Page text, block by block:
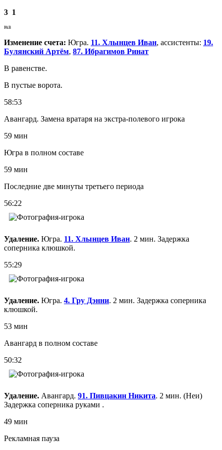
3 1
РАВ
Изменение счета: Югра. 11. Хлынцев Иван, ассистенты: 19.
Булянский Артём, 87. Ибрагимов Ринат
В равенстве.
В пустые ворота.
58:53
Авангард. Замена вратаря на экстра-полевого игрока
59 мин
Югра в полном составе
59 мин
Последние две минуты третьего периода
56:22
Удаление. Югра. 11. Хлынцев Иван. 2 мин. Задержка
соперника клюшкой.
55:29
Удаление. Югра. 4. Гру Дэнни. 2 мин. Задержка соперника
клюшкой.
53 мин
Авангард в полном составе
50:32
Удаление. Авангард. 91. Пивцакин Никита. 2 мин. (Неи)
Задержка соперника руками .
49 мин
Рекламная пауза